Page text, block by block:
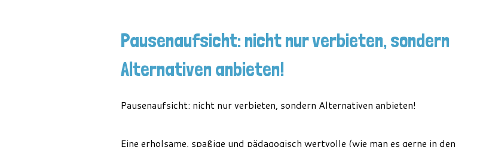
Pausenaufsicht: nicht nur verbieten, sondern
Alternativen anbieten!
Pausenaufsicht: nicht nur verbieten, sondern Alternativen anbieten!
Eine erholsame, spaßige und pädagogisch wertvolle (wie man es gerne in den